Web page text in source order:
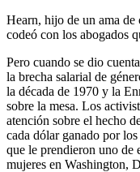
Hearn, hijo de un ama de
codeó con los abogados
Pero cuando se dio
la brecha salarial de
la década de 1970 y la
sobre la mesa. Los
atención sobre el hecho
cada dólar ganado por
que le prendieron uno de
mujeres en Washington,